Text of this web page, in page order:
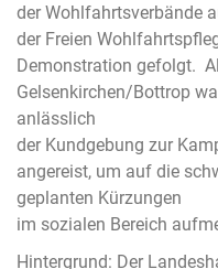
der Wohlfahrtsverbände
der Freien
Demonstration gefolgt.
Gelsenkirchen/Bottrop
anlässlich
der Kundgebung zur
angereist, um auf die
geplanten Kürzungen
im sozialen Bereich
Hintergrund: Der